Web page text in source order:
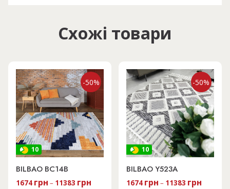
Схожі товари
10
-50%
BILBAO BC14B
1674 грн – 11383 грн
10
-50%
BILBAO Y523A
1674 грн – 11383 грн